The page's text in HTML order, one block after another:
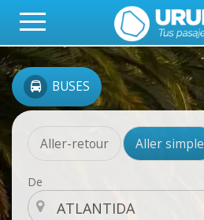
BUSES
Aller-retour Aller simple
De